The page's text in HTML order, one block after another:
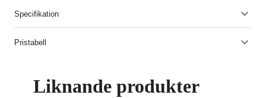
Specifikation
Pristabell
Liknande produkter